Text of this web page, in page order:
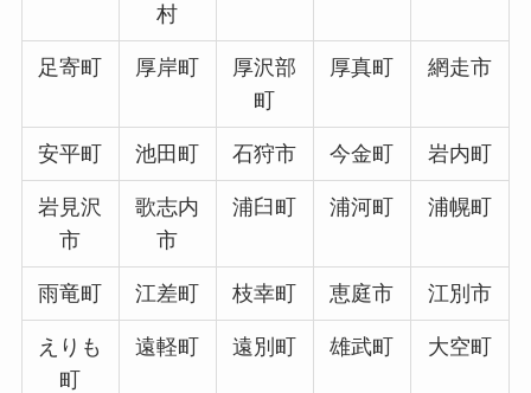
村
足寄町 厚岸町
厚沢部
町
厚真町 網走市
安平町 池田町 石狩市 今金町 岩内町
岩見沢
市
歌志内
市
浦臼町 浦河町 浦幌町
雨竜町 江差町 枝幸町 恵庭市 江別市
えりも
町
遠軽町 遠別町 雄武町 大空町